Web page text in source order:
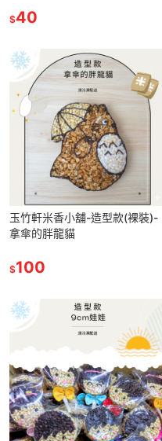
$40
玉竹軒米香小舖-造型款(裸裝)-
拿傘的胖龍貓
$100